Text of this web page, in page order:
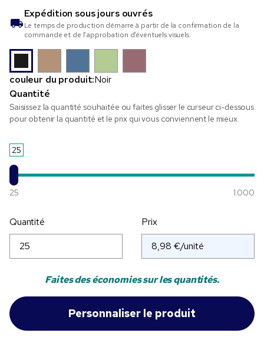
Expédition sousjours ouvrés
Le temps de production démarre à partir de la confirmation de la
commande et de l’approbation d’éventuels visuels.
couleur du produit:Noir
Quantité
Saisissez la quantité souhaitée ou faites glisser le curseur ci-dessous
pour obtenir la quantité et le prix qui vous conviennent le mieux.
25
25 1.000
Quantité Prix
Faites des économies sur les quantités.